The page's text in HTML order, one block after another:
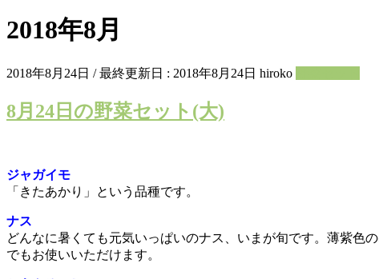
2018年8月
2018年8月24日 / 最終更新日 : 2018年8月24日 hiroko
8月24日の野菜セット(大)
ジャガイモ
「きたあかり」という品種です。
ナス
どんなに暑くても元気いっぱいのナス、いまが旬です。薄紫色
でもお使いいただけます。